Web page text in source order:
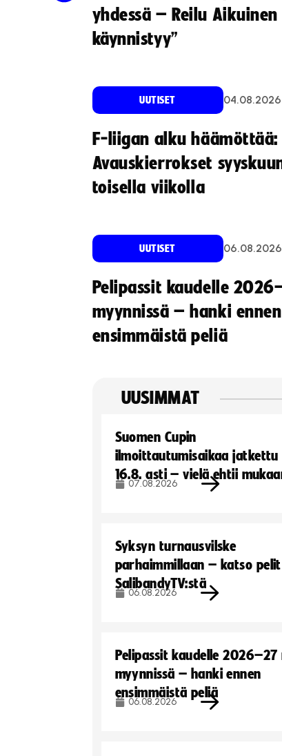
yhdessä – Reilu
käynnistyy”
UUTISET 04.08.2026
F-liigan alku häämöttää:
Avauskierrokset
toisella viikolla
UUTISET 06.08.2026
Pelipassit kaudelle
myynnissä – hanki ennen
ensimmäistä peliä
UUSIMMAT
Suomen Cupin
ilmoittautumisaikaa jatkettu
16.8. asti – vielä ehtii
07.08.2026
Syksyn turnausvilske
parhaimmillaan – katso pelit
SalibandyTV:stä
06.08.2026
Pelipassit kaudelle
myynnissä – hanki ennen
ensimmäistä peliä
06.08.2026